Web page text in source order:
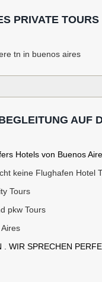
PRIVATE TOURS
tn in buenos aires
AUF
Hotels von Buenos
keine Flughafen Hotel
Tours
pkw Tours
. WIR SPRECHEN